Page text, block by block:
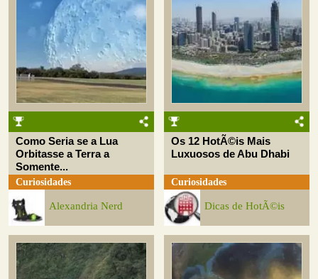
Como Seria se a Lua
Orbitasse a Terra a
Somente...
Curiosidades
Alexandria Nerd
Os 12 HotÃ©is Mais
Luxuosos de Abu Dhabi
Curiosidades
Dicas de HotÃ©is